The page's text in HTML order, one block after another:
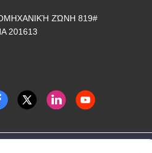
ΖΏΝΗ 819#
201613